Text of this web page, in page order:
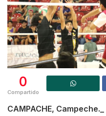
0
Compartido
CAMPACHE, Campeche._